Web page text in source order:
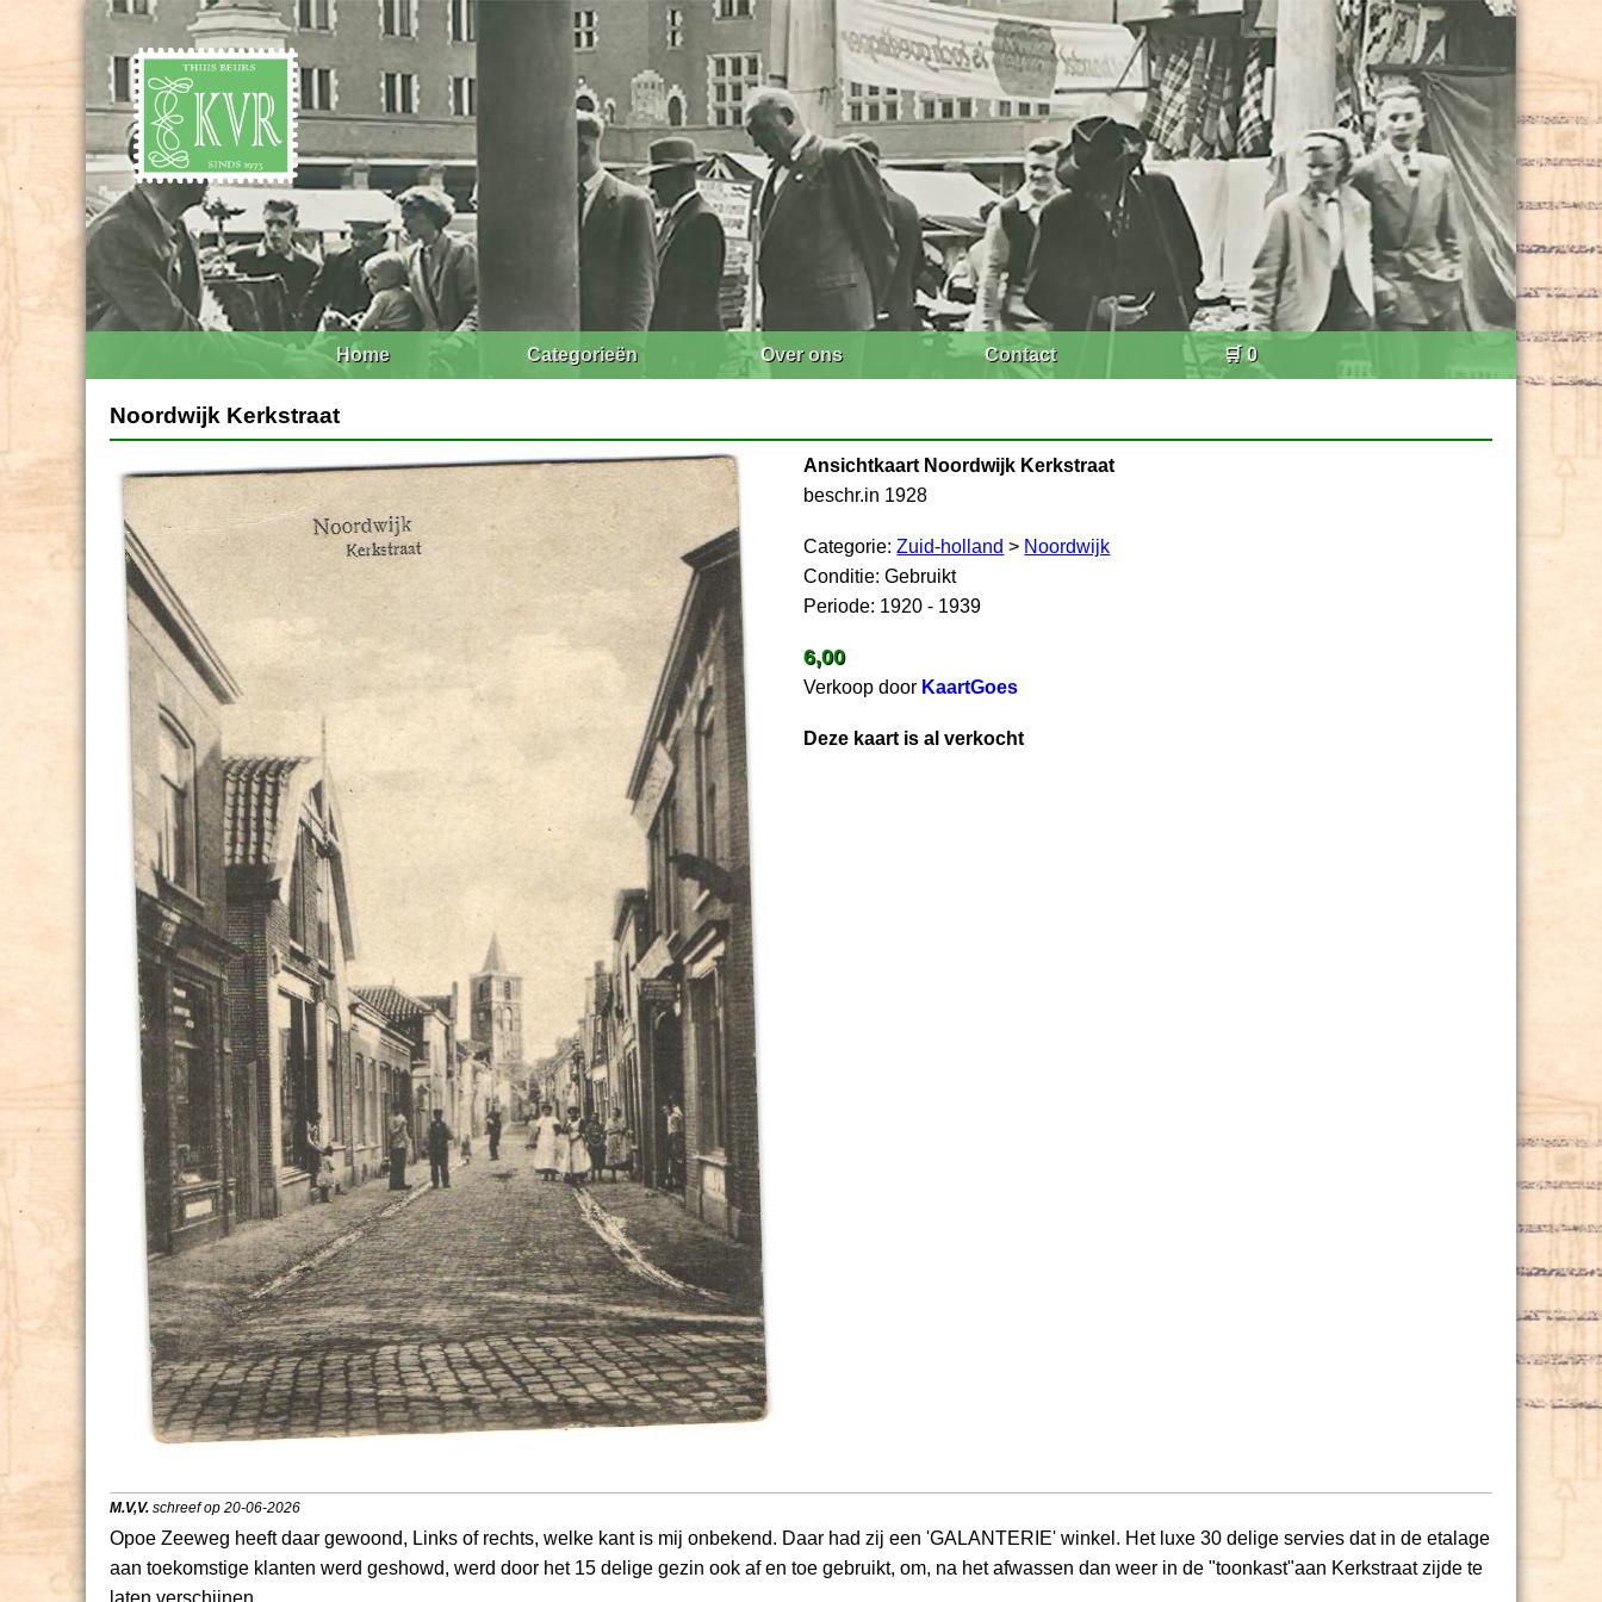
Home Categorieën Over ons Contact 🛒 0
Noordwijk Kerkstraat
Ansichtkaart Noordwijk Kerkstraat
beschr.in 1928
Categorie:Zuid-holland > Noordwijk
Conditie: Gebruikt
Periode: 1920 - 1939
6,00
Verkoop door KaartGoes
Deze kaart is al verkocht
M.V,V. schreef op 20-06-2026
Opoe Zeeweg heeft daar gewoond, Links of rechts, welke kant is mij onbekend. Daar had zij een 'GALANTERIE' winkel. Het luxe 30 delige servies dat in de etalage
aan toekomstige klanten werd geshowd, werd door het 15 delige gezin ook af en toe gebruikt, om, na het afwassen dan weer in de "toonkast"aan Kerkstraat zijde te
laten verschijnen.